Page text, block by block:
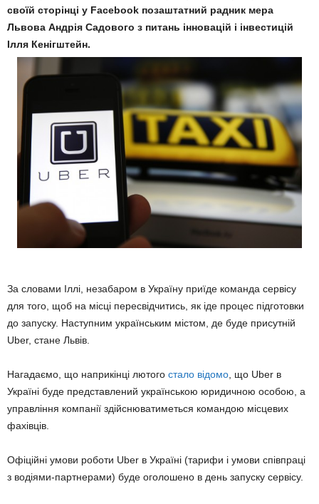
своїй сторінці у Facebook позаштатний радник мера
Львова Андрія Садового з питань інновацій і інвестицій
Ілля Кенігштейн.
За словами Іллі, незабаром в Україну приїде команда сервісу
для того, щоб на місці пересвідчитись, як іде процес підготовки
до запуску. Наступним українським містом, де буде присутній
Uber, стане Львів.
Нагадаємо, що наприкінці лютого стало відомо, що Uber в
Україні буде представлений українською юридичною особою, а
управління компанії здійснюватиметься командою місцевих
фахівців.
Офіційні умови роботи Uber в Україні (тарифи і умови співпраці
з водіями-партнерами) буде оголошено в день запуску сервісу.